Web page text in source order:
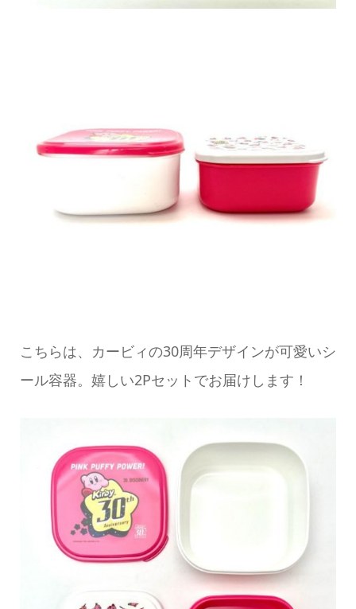
こちらは、カービィの30周年デザインが可愛いシ
ール容器。嬉しい2Pセットでお届けします！